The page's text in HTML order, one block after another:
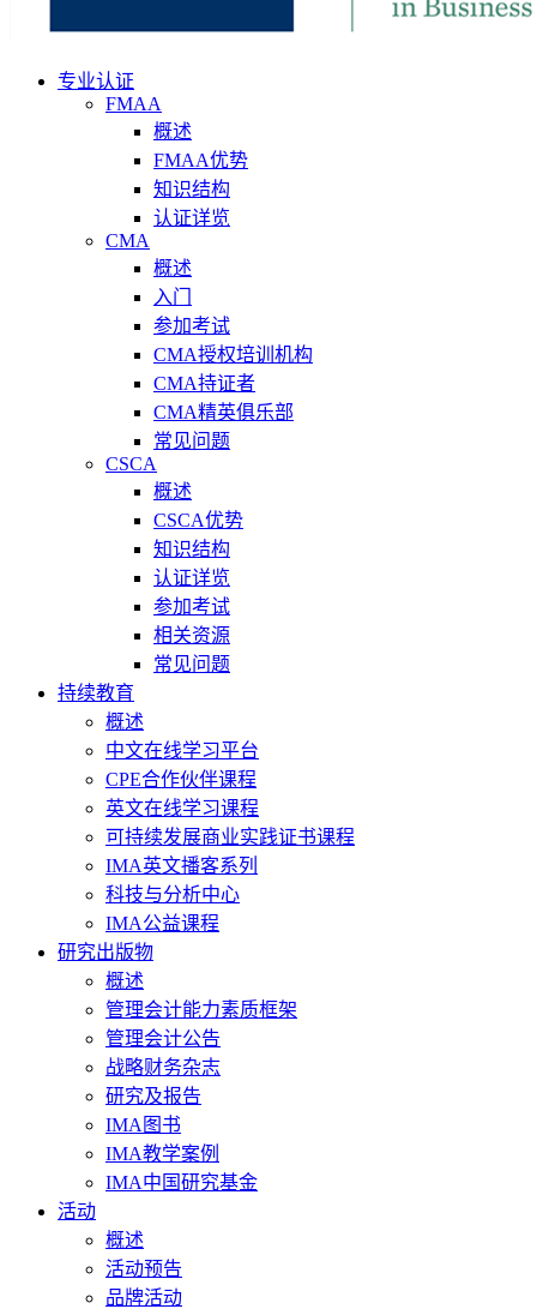
专业认证
FMAA
概述
FMAA优势
知识结构
认证详览
CMA
概述
入门
参加考试
CMA授权培训机构
CMA持证者
CMA精英俱乐部
常见问题
CSCA
概述
CSCA优势
知识结构
认证详览
参加考试
相关资源
常见问题
持续教育
概述
中文在线学习平台
CPE合作伙伴课程
英文在线学习课程
可持续发展商业实践证书课程
IMA英文播客系列
科技与分析中心
IMA公益课程
研究出版物
概述
管理会计能力素质框架
管理会计公告
战略财务杂志
研究及报告
IMA图书
IMA教学案例
IMA中国研究基金
活动
概述
活动预告
品牌活动